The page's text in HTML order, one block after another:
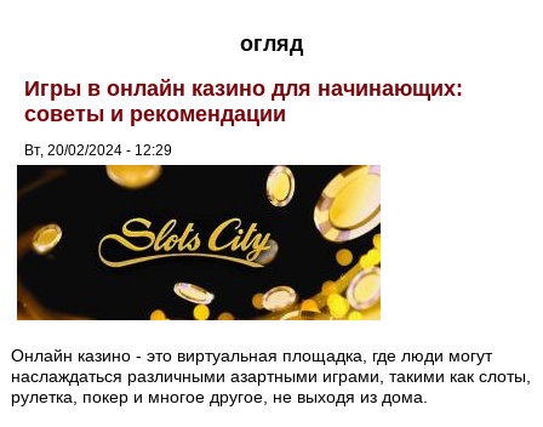
огляд
Игры в онлайн казино для начинающих:
советы и рекомендации
Вт, 20/02/2024 - 12:29
Онлайн казино - это виртуальная площадка, где люди могут
наслаждаться различными азартными играми, такими как слоты,
рулетка, покер и многое другое, не выходя из дома.